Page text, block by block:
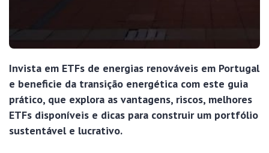
Invista em ETFs de energias renováveis em Portugal
e beneficie da transição energética com este guia
prático, que explora as vantagens, riscos, melhores
ETFs disponíveis e dicas para construir um portfólio
sustentável e lucrativo.